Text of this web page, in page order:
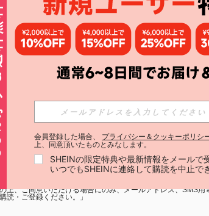
ローはこちら： アプリ
NEWSを購読する
STYLE NEWSの購読には「
上、ご同意いただける場合にのみ、メールアドレス、SMS
読・ご登録ください。」
料 会員登録した場合、 プライバシー＆クッキーポリシ
上、同意頂いたものとみなします。
SHEINの限定特典や最新情報をメールで
いつでもSHEINに連絡して購読を中止で